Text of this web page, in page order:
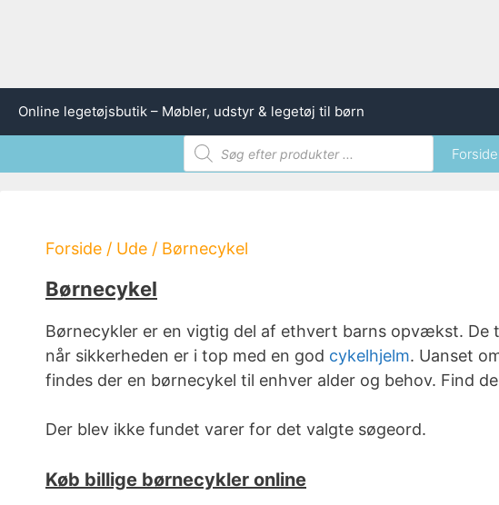
Online legetøjsbutik – Møbler, udstyr & legetøj til børn
Products
search
Forside / Ude / Børnecykel
Børnecykel
Børnecykler er en vigtig del af ethvert barns opvækst.
når sikkerheden er i top med en god cykelhjelm. Uanset
findes der en børnecykel til enhver alder og behov. Find
Der blev ikke fundet varer for det valgte søgeord.
Køb billige børnecykler online